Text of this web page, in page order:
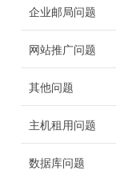
企业邮局问题
网站推广问题
其他问题
主机租用问题
数据库问题